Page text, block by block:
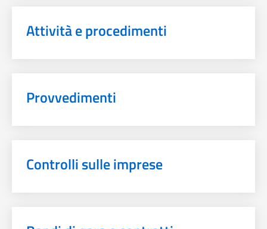
Attività e procedimenti
Provvedimenti
Controlli sulle imprese